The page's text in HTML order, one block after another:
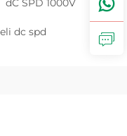
dC SPD 1000V
dc spd